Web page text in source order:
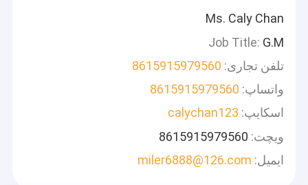
Ms. Caly Chan
Job Title: G.M
تلفن تجاری: 8615915979560
واتساپ: 8615915979560
اسکایپ: calychan123
ویچت:
ایمیل: miler6888@126.com